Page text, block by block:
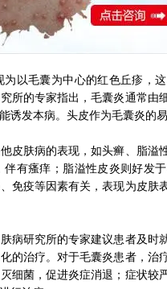
毛囊为中心的红色丘疹，
所的专家指出，毛囊炎通常由
诱发本病。头皮作为毛囊炎的
肤病的表现，如头癣、脂溢
有瘙痒；脂溢性皮炎则好发
免疫等因素有关，表现为皮肤
研究所的专家建议患者及时
的治疗。对于毛囊炎患者，治
细菌，促进炎症消退；症状较